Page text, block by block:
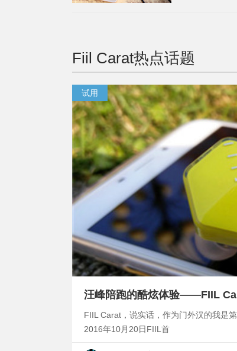
Fiil Carat热点话题
试用
汪峰陪跑的酷炫体验——FIIL
FIIL Carat，说实话，作为门外汉的我是
2016年10月20日FIIL首